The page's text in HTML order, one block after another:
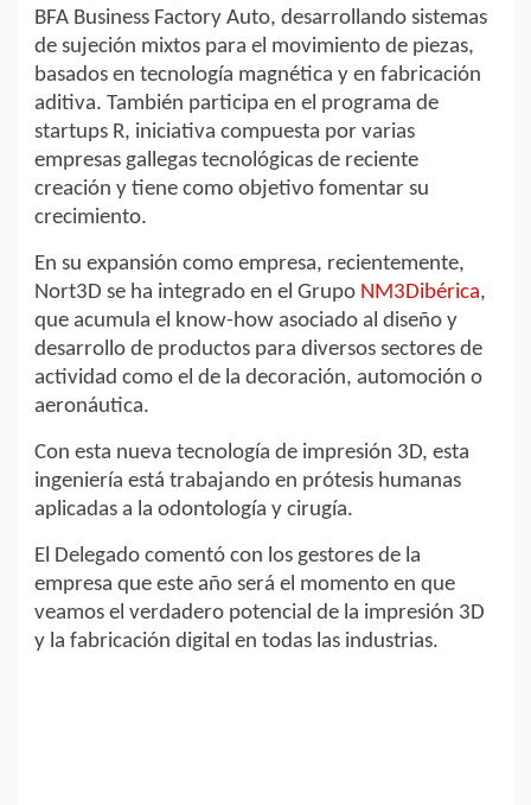
BFA Business Factory Auto, desarrollando sistemas
de sujeción mixtos para el movimiento de piezas,
basados en tecnología magnética y en fabricación
aditiva. También participa en el programa de
startups R, iniciativa compuesta por varias
empresas gallegas tecnológicas de reciente
creación y tiene como objetivo fomentar su
crecimiento.
En su expansión como empresa, recientemente,
Nort3D se ha integrado en el Grupo NM3Dibérica,
que acumula el know-how asociado al diseño y
desarrollo de productos para diversos sectores de
actividad como el de la decoración, automoción o
aeronáutica.
Con esta nueva tecnología de impresión 3D, esta
ingeniería está trabajando en prótesis humanas
aplicadas a la odontología y cirugía.
El Delegado comentó con los gestores de la
empresa que este año será el momento en que
veamos el verdadero potencial de la impresión 3D
y la fabricación digital en todas las industrias.